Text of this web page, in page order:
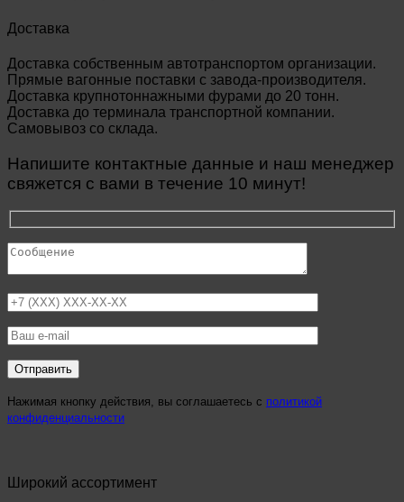
Доставка
Доставка собственным автотранспортом организации.
Прямые вагонные поставки с завода-производителя.
Доставка крупнотоннажными фурами до 20 тонн.
Доставка до терминала транспортной компании.
Самовывоз со склада.
Напишите контактные данные и наш менеджер
свяжется с вами в течение 10 минут!
Нажимая кнопку действия, вы соглашаетесь с политикой
конфиденциальности
Широкий ассортимент